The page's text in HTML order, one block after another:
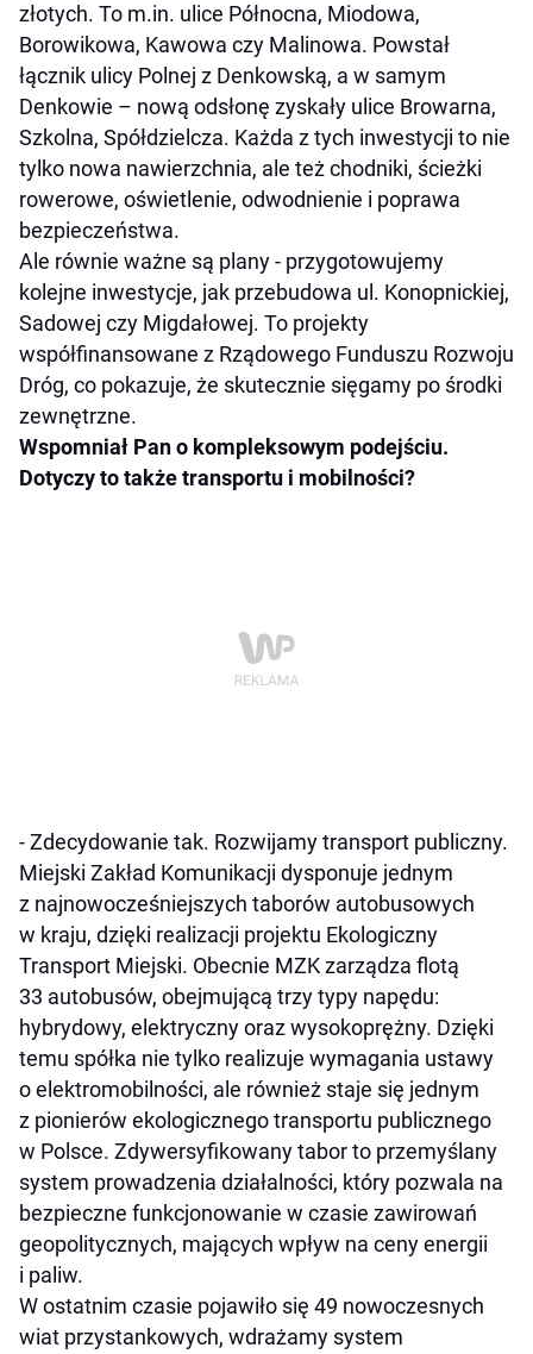
złotych. To m.in. ulice Północna, Miodowa,
Borowikowa, Kawowa czy Malinowa. Powstał
łącznik ulicy Polnej z Denkowską, a w samym
Denkowie – nową odsłonę zyskały ulice Browarna,
Szkolna, Spółdzielcza. Każda z tych inwestycji to nie
tylko nowa nawierzchnia, ale też chodniki, ścieżki
rowerowe, oświetlenie, odwodnienie i poprawa
bezpieczeństwa.
Ale równie ważne są plany - przygotowujemy
kolejne inwestycje, jak przebudowa ul. Konopnickiej,
Sadowej czy Migdałowej. To projekty
współfinansowane z Rządowego Funduszu Rozwoju
Dróg, co pokazuje, że skutecznie sięgamy po środki
zewnętrzne.
Wspomniał Pan o kompleksowym podejściu.
Dotyczy to także transportu i mobilności?
- Zdecydowanie tak. Rozwijamy transport publiczny.
Miejski Zakład Komunikacji dysponuje jednym
z najnowocześniejszych taborów autobusowych
w kraju, dzięki realizacji projektu Ekologiczny
Transport Miejski. Obecnie MZK zarządza flotą
33 autobusów, obejmującą trzy typy napędu:
hybrydowy, elektryczny oraz wysokoprężny. Dzięki
temu spółka nie tylko realizuje wymagania ustawy
o elektromobilności, ale również staje się jednym
z pionierów ekologicznego transportu publicznego
w Polsce. Zdywersyfikowany tabor to przemyślany
system prowadzenia działalności, który pozwala na
bezpieczne funkcjonowanie w czasie zawirowań
geopolitycznych, mających wpływ na ceny energii
i paliw.
W ostatnim czasie pojawiło się 49 nowoczesnych
wiat przystankowych, wdrażamy system